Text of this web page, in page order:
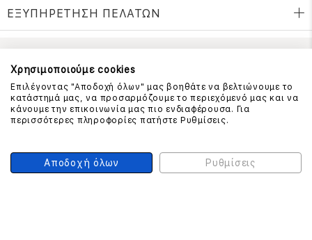
ΕΞΥΠΗΡΕΤΗΣΗ ΠΕΛΑΤΩΝ
ΕΠΙΚΟΙΝΩΝΗΣΤΕ ΜΑΖΙ ΜΑΣ
210 999 4510
(Χρεώση μια αστική μονάδα από σταθερό)
ΑΣΦΑΛΕΙΑ ΣΥΝΑΛΛΑΓΩΝ
Χρησιμοποιούμε cookies
Επιλέγοντας "Αποδοχή όλων" μας βοηθάτε να βελτιώνουμε το
κατάστημά μας, να προσαρμόζουμε το περιεχόμενό μας και να
κάνουμε την επικοινωνία μας πιο ενδιαφέρουσα. Για
περισσότερες πληροφορίες πατήστε Ρυθμίσεις.
Αποδοχή όλων Ρυθμίσεις